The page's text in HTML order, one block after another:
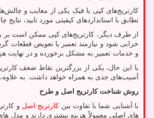
کارتریج‌های کپی یا فیک یکی از معایب و
تطابق با استانداردهای کیفیتی مورد تایید،
از طرف دیگر، کارتریج‌های کپی ممکن است بر
خرابی شود و نیازمند تعمیر یا تعویض
و خدمات تعمیر به مشکل برخورده و در نهایت
با این حال، یکی از بزرگترین نقاط ضعف
آسیب‌های جدی به همراه خواهد داشت. به
روش شناخت کارتریج اصل و طرح
با آشنایی شما با تفاوت بین کارتریج اصل و
های اصلی معمولاً هزینه بیشتری دارند و